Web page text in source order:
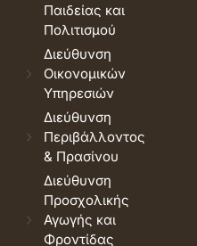
Παιδείας και
Πολιτισμού
Διεύθυνση
Οικονομικών
Υπηρεσιών
Διεύθυνση
Περιβάλλοντος
& Πρασίνου
Διεύθυνση
Προσχολικής
Αγωγής και
Φροντίδας